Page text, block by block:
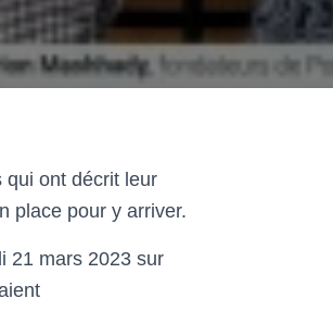
qui ont décrit leur
place pour y arriver.
21 mars 2023 sur